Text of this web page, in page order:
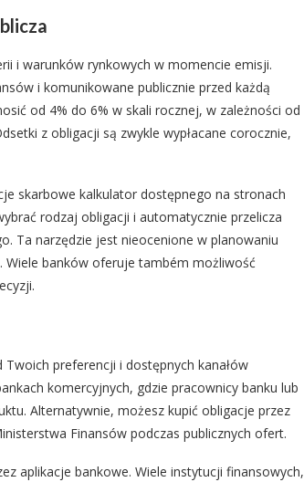
i warunków rynkowych w momencie emisji.
i komunikowane publicznie przed każdą
od 4% do 6% w skali rocznej, w zależności od
z obligacji są zwykle wypłacane corocznie,
skarbowe kalkulator dostępnego na stronach
rodzaj obligacji i automatycznie przelicza
Ta narzędzie jest nieocenione w planowaniu
Wiele banków oferuje também możliwość
preferencji i dostępnych kanałów
komercyjnych, gdzie pracownicy banku lub
Alternatywnie, możesz kupić obligacje przez
Finansów podczas publicznych ofert.
aplikacje bankowe. Wiele instytucji finansowych,